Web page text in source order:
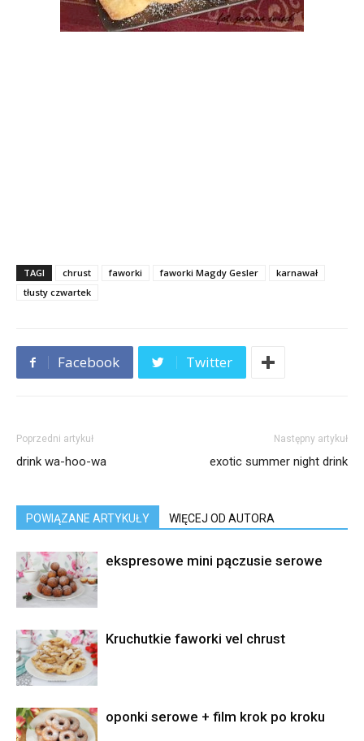
TAGI chrust faworki faworki Magdy Gesler
karnawał
tłusty czwartek
Facebook Twitter
Poprzedni artykuł
drink wa-hoo-wa
Następny artykuł
exotic summer night drink
POWIĄZANE ARTYKUŁY WIĘCEJ OD AUTORA
ekspresowe mini pączusie serowe
Kruchutkie faworki vel chrust
oponki serowe + film krok po kroku